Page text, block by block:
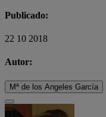
Publicado:
22 10 2018
Autor:
Mª de los Angeles García